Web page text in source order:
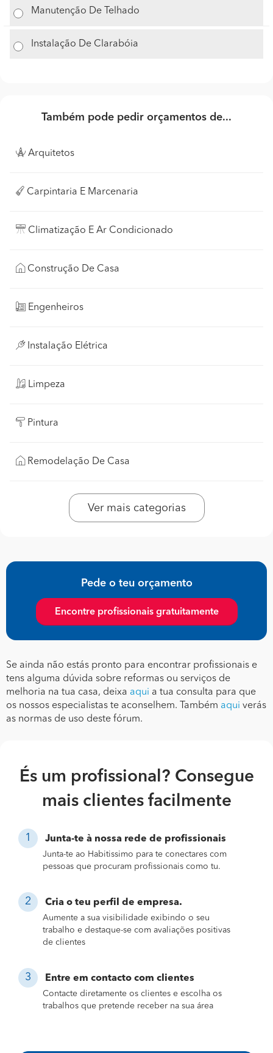
Manutenção De Telhado
Instalação De Clarabóia
Também pode pedir orçamentos de...
Arquitetos
Carpintaria E Marcenaria
Climatização E Ar Condicionado
Construção De Casa
Engenheiros
Instalação Elétrica
Limpeza
Pintura
Remodelação De Casa
Ver mais categorias
Pede o teu orçamento
Encontre profissionais gratuitamente
Se ainda não estás pronto para encontrar profissionais e
tens alguma dúvida sobre reformas ou serviços de
melhoria na tua casa, deixa aqui a tua consulta para que
os nossos especialistas te aconselhem. Também aqui verás
as normas de uso deste fórum.
És um profissional? Consegue
mais clientes facilmente
Junta-te à nossa rede de profissionais
Junta-te ao Habitissimo para te conectares com
pessoas que procuram profissionais como tu.
Cria o teu perfil de empresa.
Aumente a sua visibilidade exibindo o seu
trabalho e destaque-se com avaliações positivas
de clientes
Entre em contacto com clientes
Contacte diretamente os clientes e escolha os
trabalhos que pretende receber na sua área